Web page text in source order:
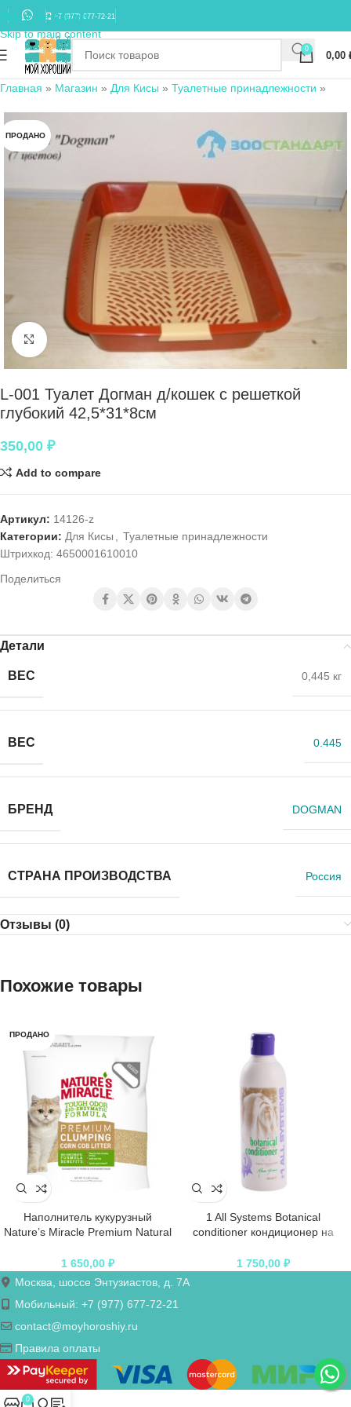
Skip to navigation
Skip to main content
+7 (977) 677-72-21
0
0,00
Главная » Магазин » Для Кисы » Туалетные принадлежности »
ПРОДАНО
Нажмите, чтобы увеличить
L-001 Туалет Догман д/кошек с решеткой
глубокий 42,5*31*8см
350,00 ₽
Add to compare
Артикул: 14126-z
Категории: Для Кисы
Туалетные принадлежности
Штрихкод: 4650001610010
Поделиться
Детали
ВЕС 0,445 кг
ВЕС 0.445
БРЕНД DOGMAN
СТРАНА ПРОИЗВОДСТВА Россия
Отзывы (0)
Похожие товары
ПРОДАНО
Наполнитель кукурузный
Nature’s Miracle Premium Natural
комкующийся 4,5 кг (10 л)
1 650,00 ₽
1 All Systems Botanical
conditioner кондиционер на
250 мл
1 750,00 ₽
Москва, шоссе Энтузиастов, д. 7А
Мобильный: +7 (977) 677-72-21
contact@moyhoroshiy.ru
Правила оплаты
0